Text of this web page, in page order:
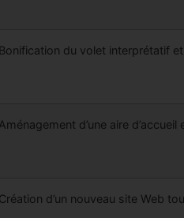
Bonification du volet interprétatif et
Aménagement d’une aire
Création d’un nouveau site Web